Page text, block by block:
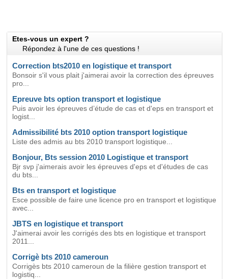
Etes-vous un expert ?
Répondez à l'une de ces questions !
Correction bts2010 en logistique et transport
Bonsoir s'il vous plait j'aimerai avoir la correction des épreuves
pro...
Epreuve bts option transport et logistique
Puis avoir les épreuves d’étude de cas et d'eps en transport et
logist...
Admissibilité bts 2010 option transport logistique
Liste des admis au bts 2010 transport logistique...
Bonjour, Bts session 2010 Logistique et transport
Bjr svp j'aimerais avoir les épreuves d'eps et d'études de cas
du bts...
Bts en transport et logistique
Esce possible de faire une licence pro en transport et logistique
avec...
JBTS en logistique et transport
J'aimerai avoir les corrigés des bts en logistique et transport
2011...
Corrigè bts 2010 cameroun
Corrigès bts 2010 cameroun de la filière gestion transport et
logistiq...